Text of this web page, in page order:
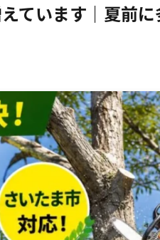
ています｜夏前